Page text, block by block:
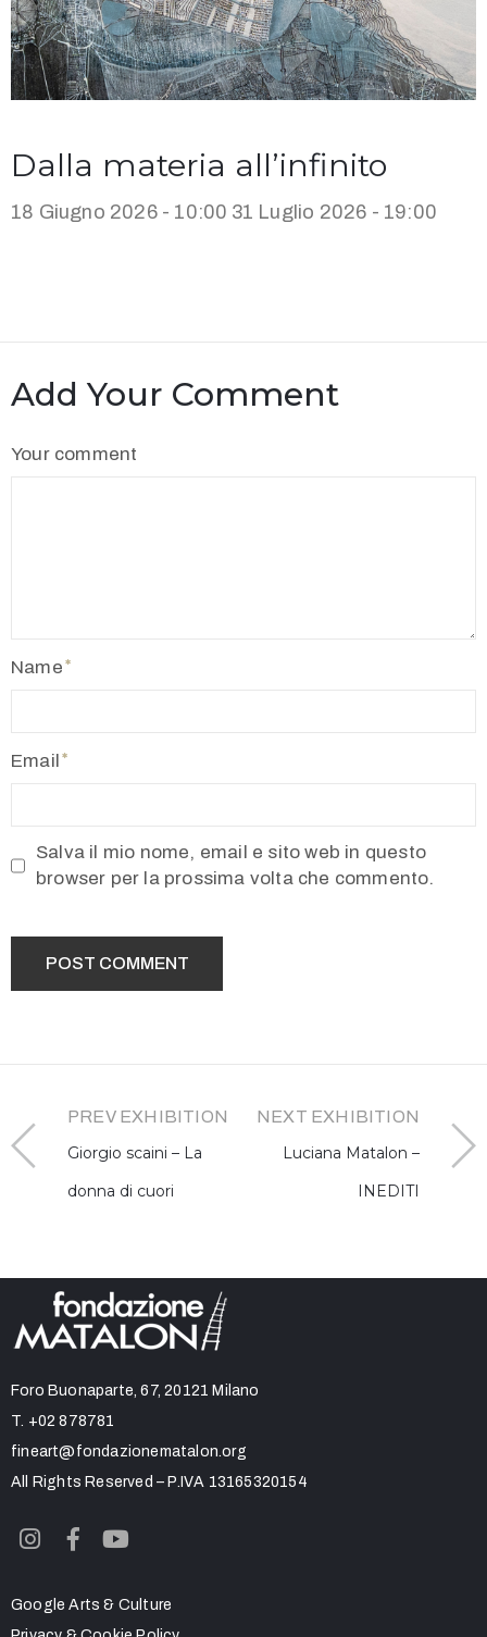
Dalla materia all’infinito
18 Giugno 2026 - 10:00 31 Luglio 2026 - 19:00
Add Your Comment
Your comment
Name
Email
Salva il mio nome, email e sito web in questo
browser per la prossima volta che commento.
PREV EXHIBITION
Giorgio scaini – La
donna di cuori
NEXT EXHIBITION
Luciana Matalon –
INEDITI
Foro Buonaparte, 67, 20121 Milano
T. +02 878781
fineart@fondazionematalon.org
All Rights Reserved – P.IVA 13165320154
Google Arts & Culture